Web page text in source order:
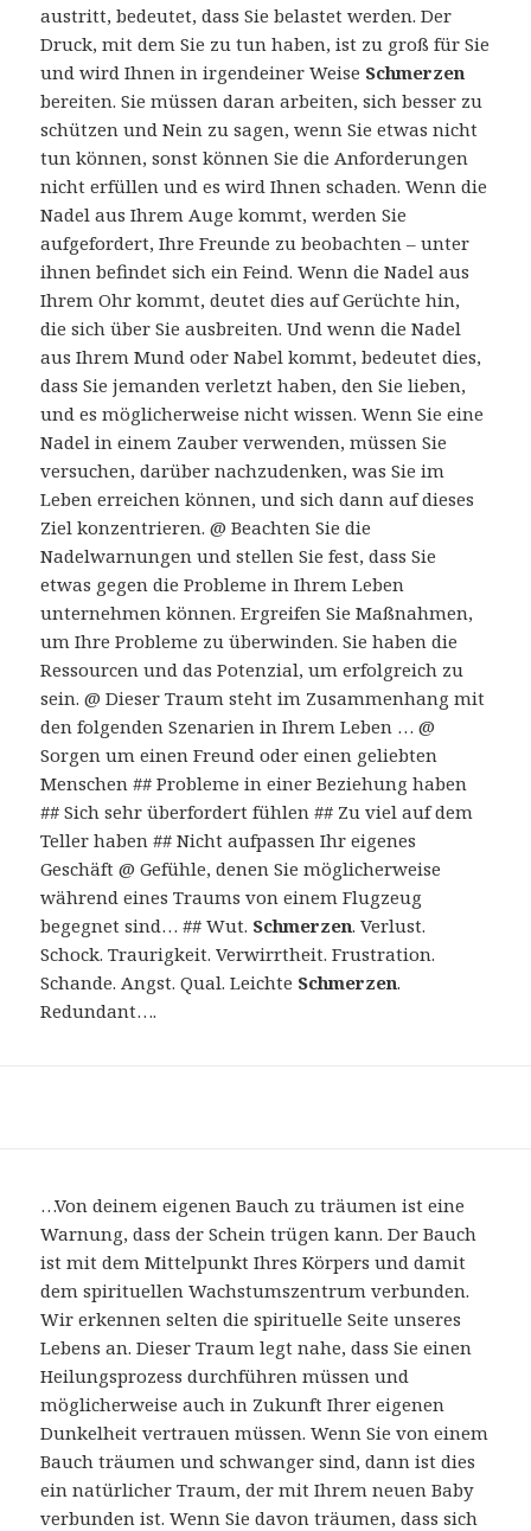
austritt, bedeutet, dass Sie belastet werden. Der
Druck, mit dem Sie zu tun haben, ist zu groß für Sie
und wird Ihnen in irgendeiner Weise Schmerzen
bereiten. Sie müssen daran arbeiten, sich besser zu
schützen und Nein zu sagen, wenn Sie etwas nicht
tun können, sonst können Sie die Anforderungen
nicht erfüllen und es wird Ihnen schaden. Wenn die
Nadel aus Ihrem Auge kommt, werden Sie
aufgefordert, Ihre Freunde zu beobachten – unter
ihnen befindet sich ein Feind. Wenn die Nadel aus
Ihrem Ohr kommt, deutet dies auf Gerüchte hin,
die sich über Sie ausbreiten. Und wenn die Nadel
aus Ihrem Mund oder Nabel kommt, bedeutet dies,
dass Sie jemanden verletzt haben, den Sie lieben,
und es möglicherweise nicht wissen. Wenn Sie eine
Nadel in einem Zauber verwenden, müssen Sie
versuchen, darüber nachzudenken, was Sie im
Leben erreichen können, und sich dann auf dieses
Ziel konzentrieren. @ Beachten Sie die
Nadelwarnungen und stellen Sie fest, dass Sie
etwas gegen die Probleme in Ihrem Leben
unternehmen können. Ergreifen Sie Maßnahmen,
um Ihre Probleme zu überwinden. Sie haben die
Ressourcen und das Potenzial, um erfolgreich zu
sein. @ Dieser Traum steht im Zusammenhang mit
den folgenden Szenarien in Ihrem Leben … @
Sorgen um einen Freund oder einen geliebten
Menschen ## Probleme in einer Beziehung haben
## Sich sehr überfordert fühlen ## Zu viel auf dem
Teller haben ## Nicht aufpassen Ihr eigenes
Geschäft @ Gefühle, denen Sie möglicherweise
während eines Traums von einem Flugzeug
begegnet sind… ## Wut. Schmerzen. Verlust.
Schock. Traurigkeit. Verwirrtheit. Frustration.
Schande. Angst. Qual. Leichte Schmerzen.
Redundant….
…Von deinem eigenen Bauch zu träumen ist eine
Warnung, dass der Schein trügen kann. Der Bauch
ist mit dem Mittelpunkt Ihres Körpers und damit
dem spirituellen Wachstumszentrum verbunden.
Wir erkennen selten die spirituelle Seite unseres
Lebens an. Dieser Traum legt nahe, dass Sie einen
Heilungsprozess durchführen müssen und
möglicherweise auch in Zukunft Ihrer eigenen
Dunkelheit vertrauen müssen. Wenn Sie von einem
Bauch träumen und schwanger sind, dann ist dies
ein natürlicher Traum, der mit Ihrem neuen Baby
verbunden ist. Wenn Sie davon träumen, dass sich